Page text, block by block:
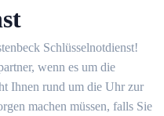
Schlüsselnotdienst!
wenn es um die
Ihnen rund um die Uhr zur
machen müssen, falls Sie